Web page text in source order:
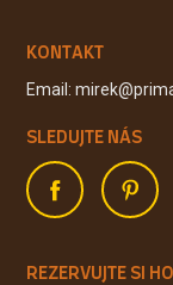
KONTAKT
Email:
SLEDUJTE NÁS
REZERVUJTE SI